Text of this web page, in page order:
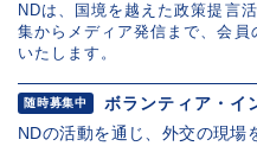
NDは、国境を越えた政策提言
集からメディア発信まで、会
いたします。
随時募集中
ボランティア・イ
NDの活動を通じ、外交の現場